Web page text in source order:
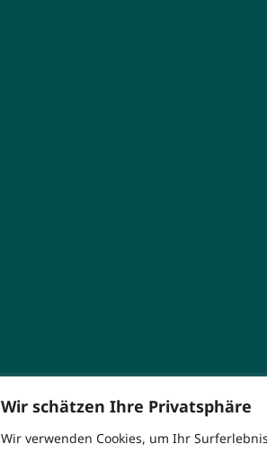
Wir schätzen Ihre Privatsphäre
Wir verwenden Cookies, um Ihr